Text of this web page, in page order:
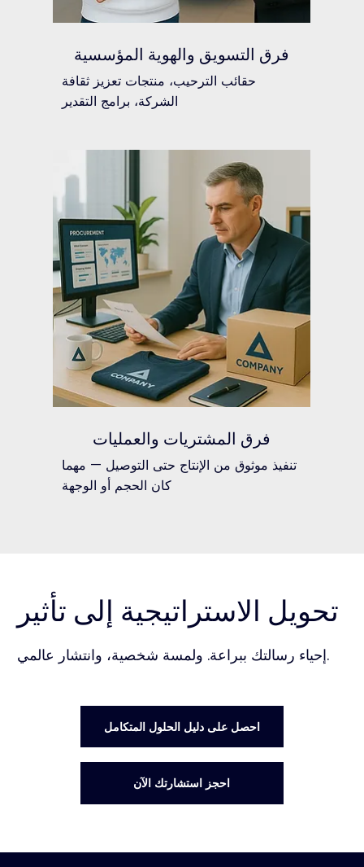
فرق التسويق والهوية المؤسسية
حقائب الترحيب، منتجات تعزيز ثقافة
الشركة، برامج التقدير
فرق المشتريات والعمليات
تنفيذ موثوق من الإنتاج حتى التوصيل — مهما
كان الحجم أو الوجهة
تحويل الاستراتيجية إلى تأثير
إحياء رسالتك ببراعة. ولمسة شخصية، وانتشار عالمي.
احجز استشارتك الآن
احصل على دليل الحلول المتكامل